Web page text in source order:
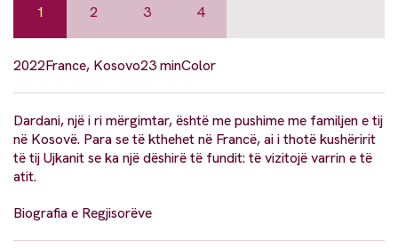
1 2 3 4
2022France, Kosovo23 minColor
Dardani, një i ri mërgimtar, është me pushime me familjen e tij
në Kosovë. Para se të kthehet në Francë, ai i thotë kushëririt
të tij Ujkanit se ka një dëshirë të fundit: të vizitojë varrin e të
atit.
Biografia e Regjisorëve